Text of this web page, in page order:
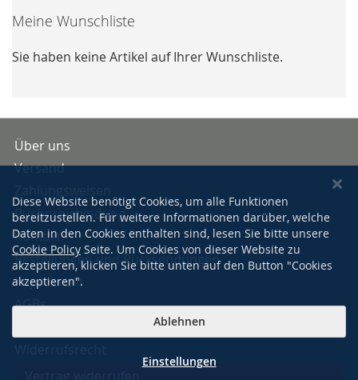
Meine Wunschliste
Sie haben keine Artikel auf Ihrer Wunschliste.
Über uns
Versand
Buchpreisbindung
Kontakt
Bestellungen und Rücksendungen
Impressum
AGBs
Diese Website benötigt Cookies, um alle Funktionen
bereitzustellen. Für weitere Informationen darüber, welche
Daten in den Cookies enthalten sind, lesen Sie bitte unsere
Cookie Policy Seite. Um Cookies von dieser Website zu
akzeptieren, klicken Sie bitte unten auf den Button "Cookies
akzeptieren".
Ablehnen
Einstellungen